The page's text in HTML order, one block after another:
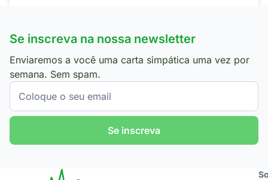
Se inscreva na nossa newsletter
Enviaremos a você uma carta simpática uma vez por
semana. Sem spam.
Se inscreva